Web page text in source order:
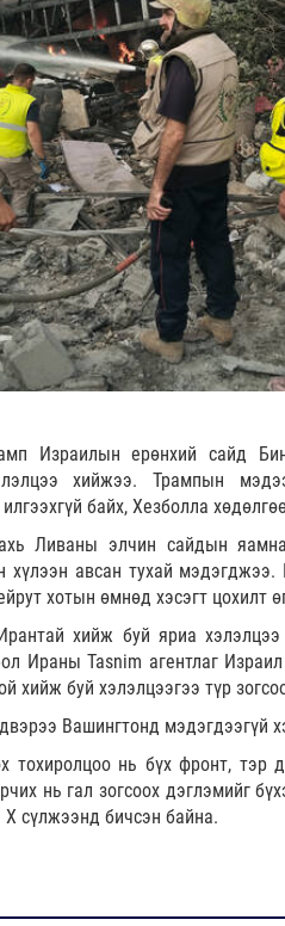
Израилын ерөнхий сайд
хийжээ. Трампын
байх, Хезболла
Ливаны элчин сайдын
хүлээн авсан тухай
хотын өмнөд хэсэгт цохилт
хийж буй яриа
Ираны Tasnim агентлаг
хийж буй хэлэлцээгээ түр
Вашингтонд мэдэгдээгүй
тохиролцоо нь бүх фронт, тэр
нь гал зогсоох дэглэмийг
Х сүлжээнд бичсэн байна.